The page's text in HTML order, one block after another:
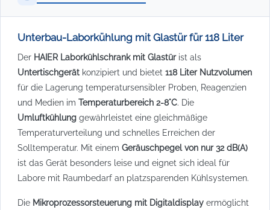
Unterbau-Laborkühlung mit Glastür für 118 Liter
Der HAIER Laborkühlschrank mit Glastürist als
Untertischgerät konzipiert und bietet 118 Liter Nutzvolumen
für die Lagerung temperatursensibler Proben, Reagenzien
und Medien im Temperaturbereich 2-8°C. Die
Umluftkühlung gewährleistet eine gleichmäßige
Temperaturverteilung und schnelles Erreichen der
Solltemperatur. Mit einem Geräuschpegel von nur 32 dB(A)
ist das Gerät besonders leise und eignet sich ideal für
Labore mit Raumbedarf an platzsparenden Kühlsystemen.
Die Mikroprozessorsteuerung mit Digitaldisplay ermöglicht